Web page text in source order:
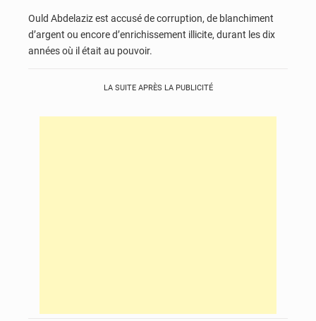
Ould Abdelaziz est accusé de corruption, de blanchiment
d’argent ou encore d’enrichissement illicite, durant les dix
années où il était au pouvoir.
LA SUITE APRÈS LA PUBLICITÉ